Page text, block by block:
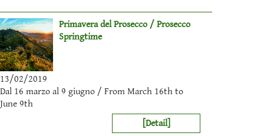
Primavera del Prosecco / Prosecco
Springtime
13/02/2019
Dal 16 marzo al 9 giugno / From March 16th to
June 9th
[Detail]